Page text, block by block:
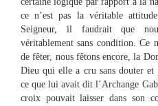
ce n’est pas la véritable
Seigneur, il faudrait que
véritablement sans condition. Ce
de fêter, nous fêtons encore, la
Dieu qui elle a cru sans douter
ce que lui avait dit l’Archange
croix pouvait laisser dans son